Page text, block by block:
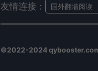
友情连接： 国外翻墙阅读
©2022-2024